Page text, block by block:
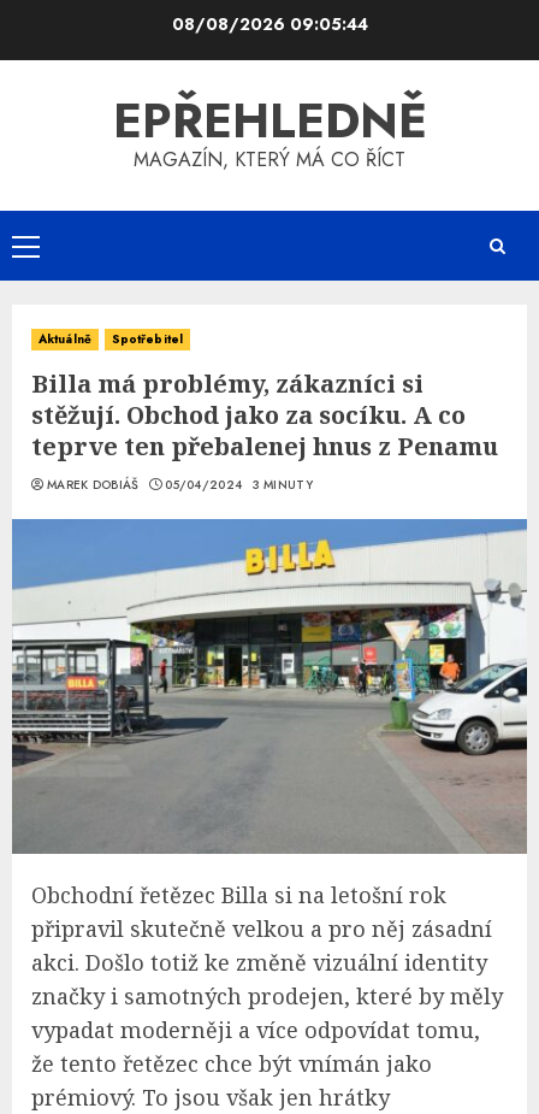
08/08/2026 09:05:44
EPŘEHLEDNĚ
MAGAZÍN, KTERÝ MÁ CO ŘÍCT
Primary
Menu
Aktuálně Spotřebitel
Billa má problémy, zákazníci si
stěžují. Obchod jako za socíku. A co
teprve ten přebalenej hnus z Penamu
MAREK DOBIÁŠ 05/04/2024 3 MINUTY
Obchodní řetězec Billa si na letošní rok
připravil skutečně velkou a pro něj zásadní
akci. Došlo totiž ke změně vizuální identity
značky i samotných prodejen, které by měly
vypadat moderněji a více odpovídat tomu,
že tento řetězec chce být vnímán jako
prémiový. To jsou však jen hrátky